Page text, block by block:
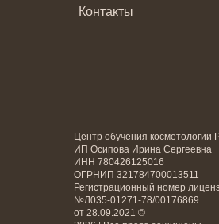
Центр обучения косметологии
ИП Осипова Ирина Сергеевна
ИНН 780426125016
ОГРНИП 321784700013511
Регистрационный номер
№Л035-01271-78/00176869
от 28.09.2021 ©
Контакты